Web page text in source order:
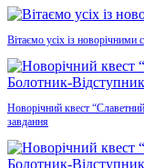
Вітаємо усіх із новорічними
Новорічний квест
завдання